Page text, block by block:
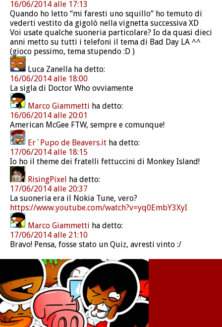
16/06/2014 alle 17:13
Quando ho letto “mi faresti uno squillo” ho temuto di
vederti vestito da gigolò nella vignetta successiva XD
Voi usate qualche suoneria particolare? Io da quasi dieci
anni metto su tutti i telefoni il tema di Bad Day LA ^^
(gioco pessimo, tema stupendo :D )
Luca Zanella ha detto:
16/06/2014 alle 18:00
La sigla di Doctor Who ovviamente
Marco Giammetti ha detto:
16/06/2014 alle 20:01
American McGee FTW, sempre e comunque!
Er`Pupo de Beavers.it ha detto:
17/06/2014 alle 18:15
Io ho il theme dei fratelli fettuccini di Monkey Island!
RisingPixel
ha detto:
17/06/2014 alle 20:37
La suoneria era il Nokia Tune, vero?
https://www.youtube.com/watch?v=yq0EmbY3XyI
Marco Giammetti ha detto:
17/06/2014 alle 21:10
Bravo! Pensa, fosse stato un Quiz, avresti vinto :/